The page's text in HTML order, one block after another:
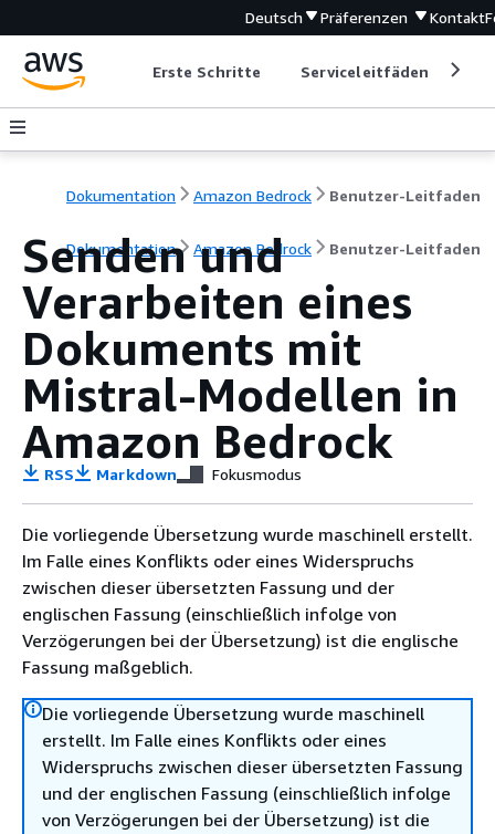
Deutsch Präferenzen Kontakt
Erste Schritte Serviceleitfäden
Dokumentation Amazon Bedrock Benutzer-Leitfaden
Dokumentation Amazon Bedrock Benutzer-Leitfaden
Senden und
Verarbeiten eines
Dokuments mit
Mistral-Modellen in
Amazon Bedrock
RSS Markdown Fokusmodus
Die vorliegende Übersetzung wurde maschinell erstellt.
Im Falle eines Konflikts oder eines Widerspruchs
zwischen dieser übersetzten Fassung und der
englischen Fassung (einschließlich infolge von
Verzögerungen bei der Übersetzung) ist die englische
Fassung maßgeblich.
Die vorliegende Übersetzung wurde maschinell
erstellt. Im Falle eines Konflikts oder eines
Widerspruchs zwischen dieser übersetzten Fassung
und der englischen Fassung (einschließlich infolge
von Verzögerungen bei der Übersetzung) ist die